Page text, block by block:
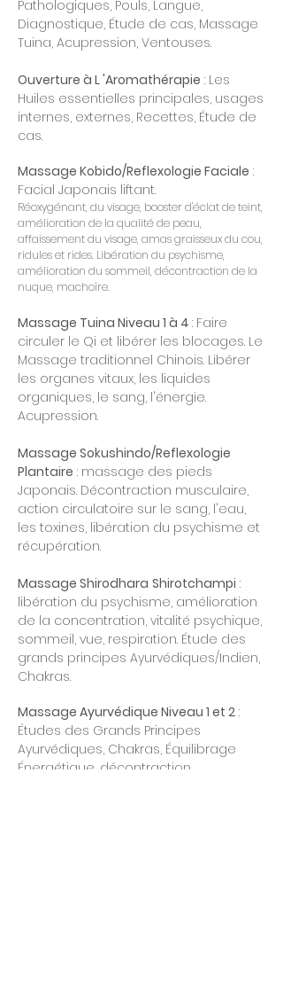
Pathologiques, Pouls, Langue,
Diagnostique, Étude de cas, Massage
Tuina, Acupression, Ventouses.
Ouverture à L 'Aromathérapie : Les
Huiles essentielles principales, usages
internes, externes, Recettes, Étude de
cas.
Massage Kobido/Reflexologie Faciale :
Facial Japonais liftant.
Réoxygénant, du visage, booster d'éclat de teint,
amélioration de la qualité de peau,
affaissement du visage, amas graisseux du cou,
ridules et rides. Libération du psychisme,
amélioration du sommeil, décontraction de la
nuque, machoîre.
Massage Tuina Niveau 1 à 4 : Faire
circuler le Qi et libérer les blocages. Le
Massage traditionnel Chinois. Libérer
les organes vitaux, les liquides
organiques, le sang, l'énergie.
Acupression.
Massage Sokushindo/Reflexologie
Plantaire : massage des pieds
Japonais. Décontraction musculaire,
action circulatoire sur le sang, l'eau,
les toxines, libération du psychisme et
récupération.
Massage Shirodhara Shirotchampi :
libération du psychisme, amélioration
de la concentration, vitalité psychique,
sommeil, vue, respiration. Étude des
grands principes Ayurvédiques/Indien,
Chakras.
Massage Ayurvédique Niveau 1 et 2 :
Études des Grands Principes
Ayurvédiques, Chakras, Équilibrage
Énergétique, décontraction